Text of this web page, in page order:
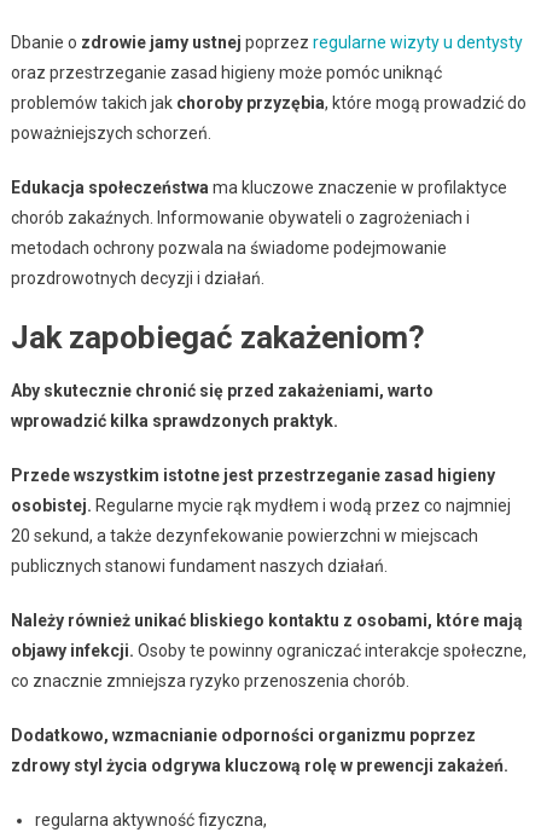
Dbanie o zdrowie jamy ustnej poprzez regularne wizyty u dentysty
oraz przestrzeganie zasad higieny może pomóc uniknąć
problemów takich jak choroby przyzębia, które mogą prowadzić do
poważniejszych schorzeń.
Edukacja społeczeństwa ma kluczowe znaczenie w profilaktyce
chorób zakaźnych. Informowanie obywateli o zagrożeniach i
metodach ochrony pozwala na świadome podejmowanie
prozdrowotnych decyzji i działań.
Jak zapobiegać zakażeniom?
Aby skutecznie chronić się przed zakażeniami, warto
wprowadzić kilka sprawdzonych praktyk.
Przede wszystkim istotne jest przestrzeganie zasad higieny
osobistej. Regularne mycie rąk mydłem i wodą przez co najmniej
20 sekund, a także dezynfekowanie powierzchni w miejscach
publicznych stanowi fundament naszych działań.
Należy również unikać bliskiego kontaktu z osobami, które mają
objawy infekcji. Osoby te powinny ograniczać interakcje społeczne,
co znacznie zmniejsza ryzyko przenoszenia chorób.
Dodatkowo, wzmacnianie odporności organizmu poprzez
zdrowy styl życia odgrywa kluczową rolę w prewencji zakażeń.
regularna aktywność fizyczna,